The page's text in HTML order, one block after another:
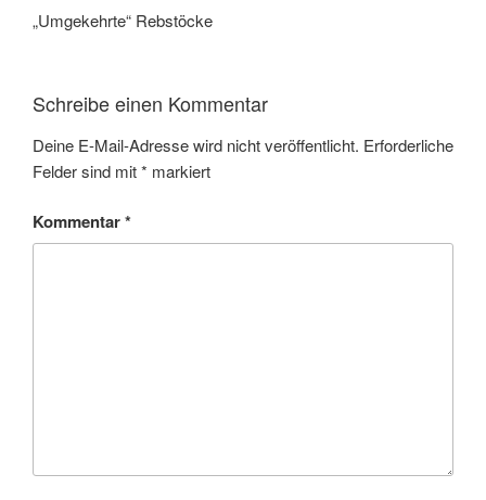
„Umgekehrte“ Rebstöcke
Schreibe einen Kommentar
Deine E-Mail-Adresse wird nicht veröffentlicht. Erforderliche
Felder sind mit* markiert
Kommentar*